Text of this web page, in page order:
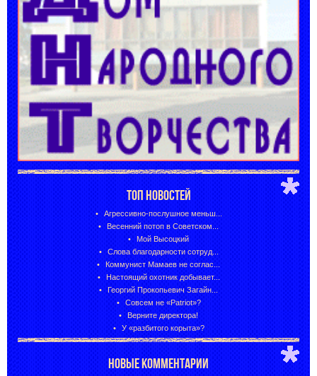
ТОП НОВОСТЕЙ
Агрессивно-послушное меньш...
Весенний потоп в Советском...
Мой Высоцкий
Слова благодарности сотруд...
Коммунист Мамаев не соглас...
Настоящий охотник добывает...
Георгий Прокопьевич Загайн...
Совсем не «Patriot»?
Верните директора!
У «разбитого корыта»?
НОВЫЕ КОММЕНТАРИИ